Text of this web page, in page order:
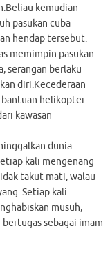
kemudian
pasukan cuba
hendap tersebut.
memimpin pasukan
serangan berlaku
diri.Kecederaan
bantuan helikopter
kawasan
dunia
kali mengenang
takut mati, walau
Setiap kali
musuh,
sebagai imam